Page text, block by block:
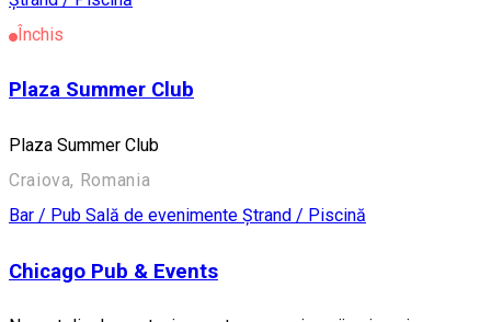
Închis
Plaza Summer Club
Plaza Summer Club
Craiova, Romania
Bar / Pub Sală de evenimente Ștrand / Piscină
Chicago Pub & Events